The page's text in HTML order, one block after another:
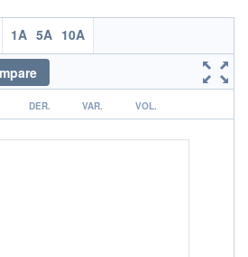
03h42
CLÔTURE VEILLE
6,7697
1A 5A 10A
DER. VAR. VOL.